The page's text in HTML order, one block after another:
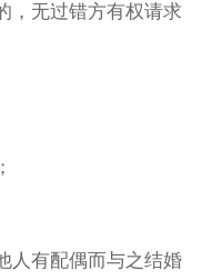
无过错方有权请求
有配偶而与之结婚